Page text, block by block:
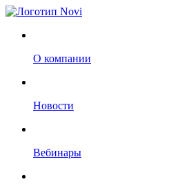
О компании
Новости
Вебинары